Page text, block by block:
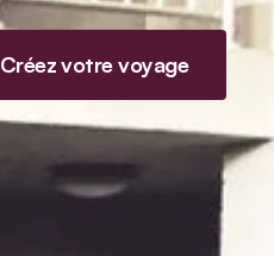
Créez votre voyage